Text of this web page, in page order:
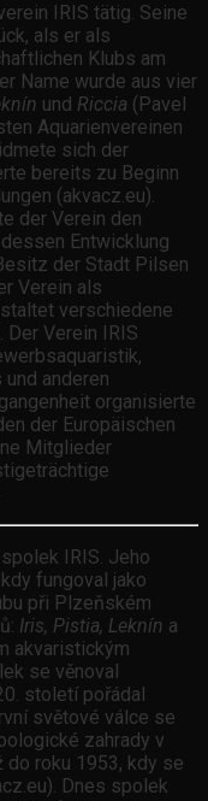
IRIS tätig. Seine
als er als
Klubs am
Name wurde aus vier
und Riccia (Pavel
Aquarienvereinen
sich der
bereits zu Beginn
(akvacz.eu).
der Verein den
Entwicklung
der Stadt Pilsen
Verein als
verschiedene
Verein IRIS
anderen
organisierte
der Europäischen
Mitglieder
IRIS. Jeho
fungoval jako
při Plzeňském
Iris, Pistia, Leknín a
akvaristickým
se věnoval
století pořádal
světové válce se
zahrady v
do roku 1953, kdy se
Dnes spolek